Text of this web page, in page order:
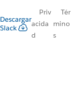
Descargar
Slack
Priv
acida
d
Tér
mino
s